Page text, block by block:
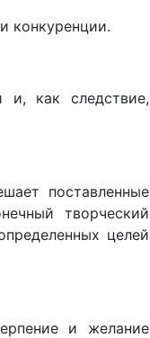
конкуренции.
как следствие,
поставленные
творческий
целей
и желание